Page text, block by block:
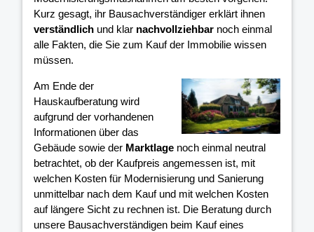
Kurz gesagt, ihr Bausachverständiger erklärt ihnen
verständlich und klar nachvollziehbar noch einmal
alle Fakten, die Sie zum Kauf der Immobilie wissen
müssen.
Am Ende der
Hauskaufberatung wird
aufgrund der vorhandenen
Informationen über das
Gebäude sowie der Marktlage noch einmal neutral
betrachtet, ob der Kaufpreis angemessen ist, mit
welchen Kosten für Modernisierung und Sanierung
unmittelbar nach dem Kauf und mit welchen Kosten
auf längere Sicht zu rechnen ist. Die Beratung durch
unsere Bausachverständigen beim Kauf eines